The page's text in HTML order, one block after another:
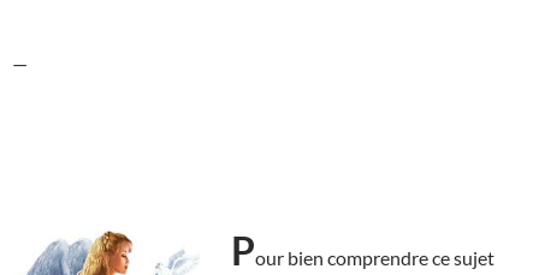
—
Pour bien comprendre ce sujet